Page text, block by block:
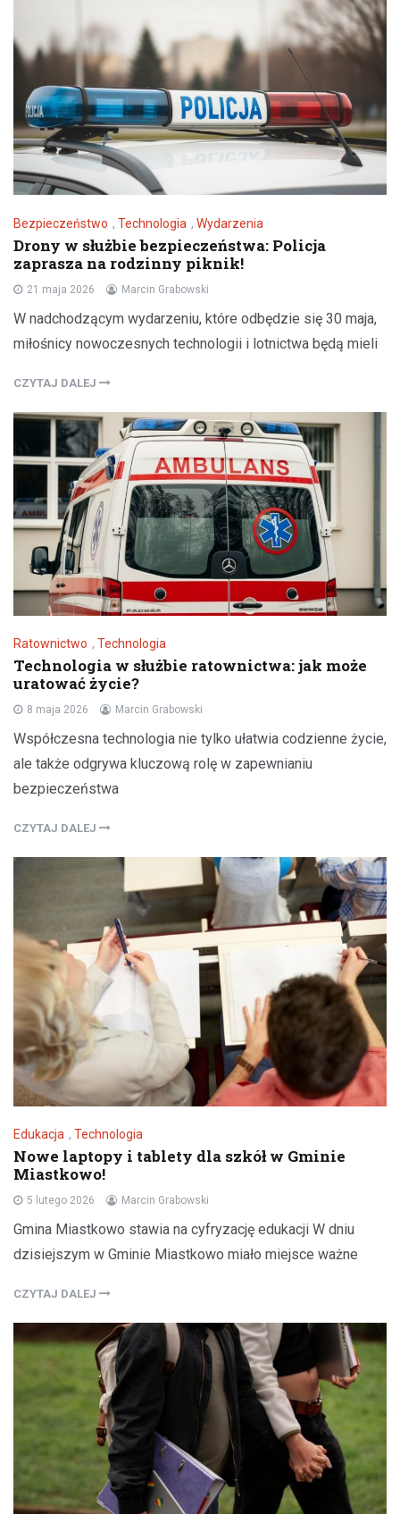
Bezpieczeństwo , Technologia , Wydarzenia
Drony w służbie bezpieczeństwa: Policja
zaprasza na rodzinny piknik!
21 maja 2026 Marcin Grabowski
W nadchodzącym wydarzeniu, które odbędzie się 30 maja,
miłośnicy nowoczesnych technologii i lotnictwa będą mieli
CZYTAJ DALEJ
Ratownictwo , Technologia
Technologia w służbie ratownictwa: jak może
uratować życie?
8 maja 2026 Marcin Grabowski
Współczesna technologia nie tylko ułatwia codzienne życie,
ale także odgrywa kluczową rolę w zapewnianiu
bezpieczeństwa
CZYTAJ DALEJ
Edukacja , Technologia
Nowe laptopy i tablety dla szkół w Gminie
Miastkowo!
5 lutego 2026 Marcin Grabowski
Gmina Miastkowo stawia na cyfryzację edukacji W dniu
dzisiejszym w Gminie Miastkowo miało miejsce ważne
CZYTAJ DALEJ